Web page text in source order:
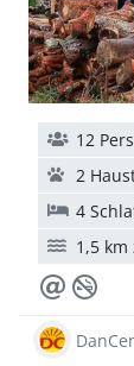
12
2
4
1,5 km